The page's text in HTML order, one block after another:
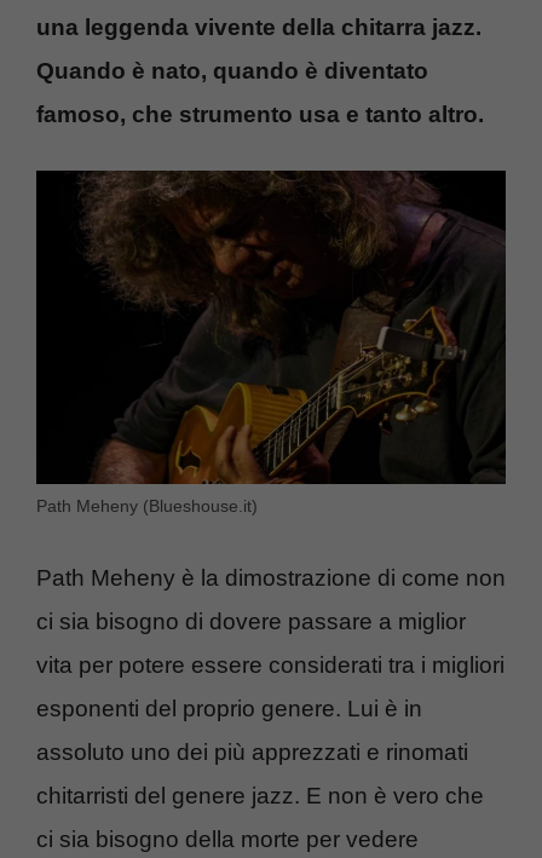
una leggenda vivente della chitarra jazz.
Quando è nato, quando è diventato
famoso, che strumento usa e tanto altro.
Path Meheny (Blueshouse.it)
Path Meheny è la dimostrazione di come non
ci sia bisogno di dovere passare a miglior
vita per potere essere considerati tra i migliori
esponenti del proprio genere. Lui è in
assoluto uno dei più apprezzati e rinomati
chitarristi del genere jazz. E non è vero che
ci sia bisogno della morte per vedere